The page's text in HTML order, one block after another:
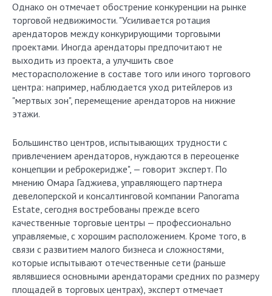
Однако он отмечает обострение конкуренции на рынке
торговой недвижимости. "Усиливается ротация
арендаторов между конкурирующими торговыми
проектами. Иногда арендаторы предпочитают не
выходить из проекта, а улучшить свое
месторасположение в составе того или иного торгового
центра: например, наблюдается уход ритейлеров из
"мертвых зон", перемещение арендаторов на нижние
этажи.
Большинство центров, испытывающих трудности с
привлечением арендаторов, нуждаются в переоценке
концепции и реброкеридже", — говорит эксперт. По
мнению Омара Гаджиева, управляющего партнера
девелоперской и консалтинговой компании Panorama
Estate, сегодня востребованы прежде всего
качественные торговые центры — профессионально
управляемые, с хорошим расположением. Кроме того, в
связи с развитием малого бизнеса и сложностями,
которые испытывают отечественные сети (раньше
являвшиеся основными арендаторами средних по размеру
площадей в торговых центрах), эксперт отмечает